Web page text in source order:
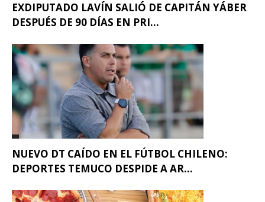
EXDIPUTADO LAVÍN SALIÓ DE CAPITÁN YÁBER
DESPUÉS DE 90 DÍAS EN PRI...
NUEVO DT CAÍDO EN EL FÚTBOL CHILENO:
DEPORTES TEMUCO DESPIDE A AR...